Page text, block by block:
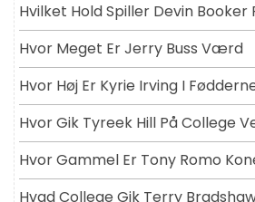
Hvilket Hold Spiller Devin Booker
Hvor Meget Er Jerry Buss Værd
Hvor Høj Er Kyrie Irving I
Hvor Gik Tyreek Hill På College
Hvor Gammel Er Tony Romo
Hvad College Gik Terry